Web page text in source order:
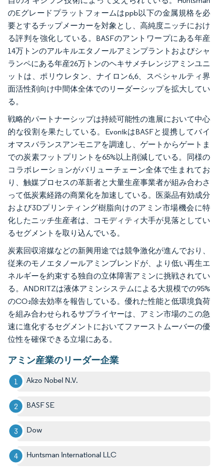
のEグレードプラットフォームはppb以下の金属規格を必
要とするチップメーカーを対象とし、高純度ニッチにおけ
る評判を強化している。BASFのアントワープにある年産
14万トンのアルキルエタノールアミンプラントおよびシャ
ランペにある年産26万トンのヘキサメチレンジアミンユニ
ットは、ポリウレタン、ナイロン6,6、スペシャルティ界
面活性剤向け中間体全体でのリーダーシップを拡大してい
る。
戦略的パートナーシップは持続可能性の進展において中心
的な役割を果たしている。EvonikはBASFと提携してバイ
オマスバランスアンモニアを調達し、ゲートからゲートま
での炭素フットプリントを65%以上削減している。同様の
コラボレーションがバリューチェーン全体で生まれてお
り、触媒プロセスの革新者と大量生産事業者が組み合わさ
って低炭素経路の商業化を加速している。医薬品有効成分
および3Dプリンティング樹脂向けのアミン市場機会に特
化したニッチ生産者は、コモディティ大手が見落としてい
るセグメントを取り込んでいる。
炭素回収溶媒などの新興用途では競争激化が進んでおり、
従来のモノエタノールアミンブレンドが、より低い再生エ
ネルギーを約束する独自の立体障害アミンに挑戦されてい
る。ANDRITZは液体アミンシステムによる大規模での95%
のCO₂除去効率を報告している。優れた性能と低環境負荷
を組み合わせられるサプライヤーは、アミン市場のこの急
速に進化するセグメントにおいてファーストムーバーの優
位性を確保できる立場にある。
アミン産業のリーダー企業
Akzo Nobel N.V.
BASF SE
Dow
Huntsman International LLC